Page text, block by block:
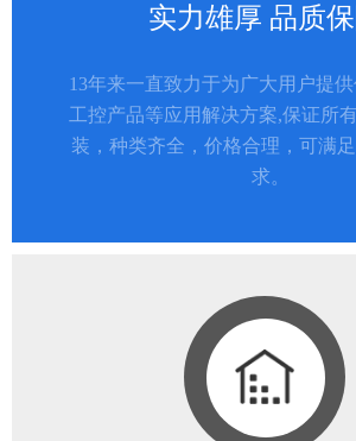
实力雄厚 品质
13年来一直致力于为广大用户提
工控产品等应用解决方案,保证所
装，种类齐全，价格合理，可满
求。